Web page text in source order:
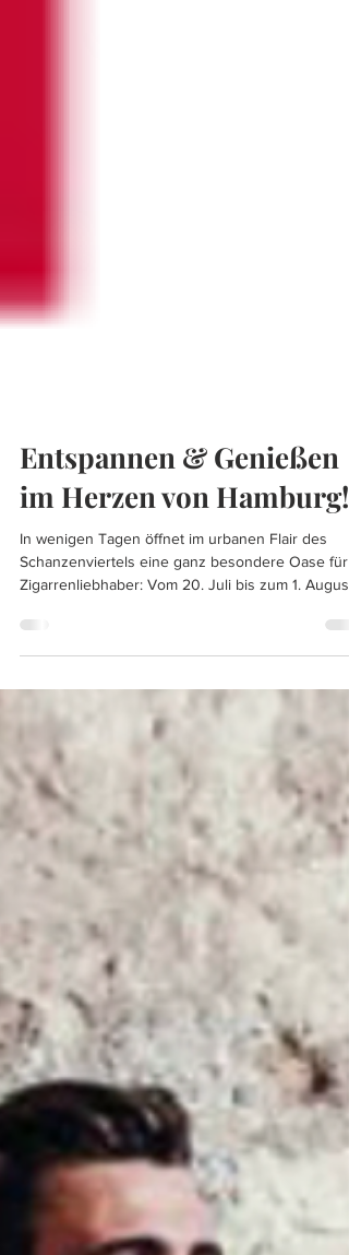
Entspannen & Genießen
im Herzen von Hamburg!
In wenigen Tagen öffnet im urbanen Flair des
Zigarrenliebhaber: Vom 20. Juli bis zum 1. August
VISTA Araperique mit ihrer besonderen
Whiskyfass-Reifung, BUENA VISTA Dark Fired
Kentucky mit markant rauchigem Charakter sowie
BUENA VISTA Incognito – erdig, würzig und
geheimnisvoll. Ergänzt wird das Sortiment durch
die passenden Zigarillo-